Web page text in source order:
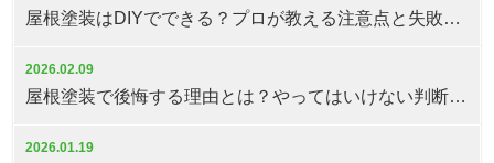
屋根塗装はDIYでできる？プロが教える注意点と失敗しない判断基準
2026.02.09
屋根塗装で後悔する理由とは？やってはいけない判断と対策
2026.01.19